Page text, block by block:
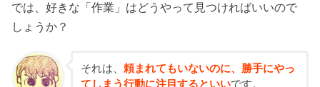
では、好きな「作業」はどうやって見つければいいので
しょうか？
それは、 頼まれてもいないのに、勝手にやっ
てしまう行動に注目するといいです。